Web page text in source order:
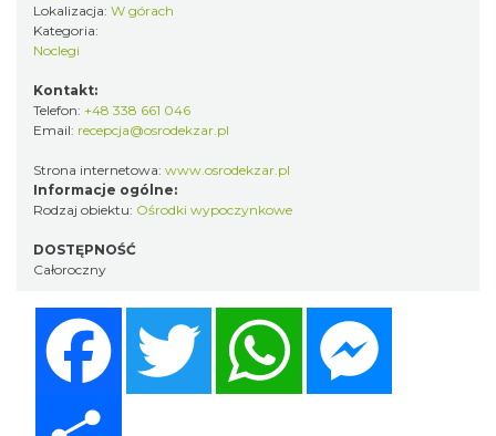
Lokalizacja: W górach
Kategoria:
Noclegi
Kontakt:
Telefon: +48 338 661 046
Email: recepcja@osrodekzar.pl
Strona internetowa: www.osrodekzar.pl
Informacje ogólne:
Rodzaj obiektu: Ośrodki wypoczynkowe
DOSTĘPNOŚĆ
Całoroczny
Twitter WhatsApp